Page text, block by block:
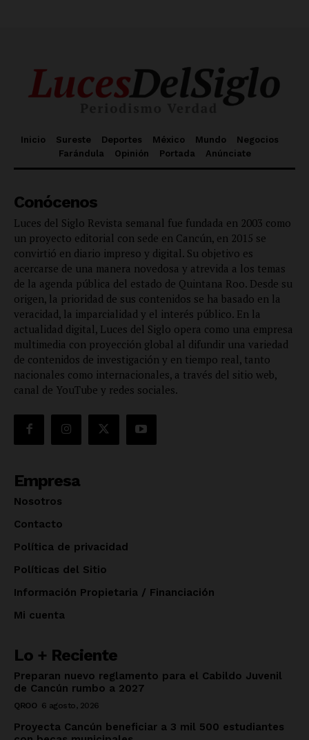
Inicio Sureste Deportes México Mundo
Negocios
Farándula
Opinión Portada Anúnciate
Conócenos
Luces del Siglo Revista semanal fue fundada en 2003 como
un proyecto editorial con sede en Cancún, en 2015 se
convirtió en diario impreso y digital. Su objetivo es
acercarse de una manera novedosa y atrevida a los temas
de la agenda pública del estado de Quintana Roo. Desde su
origen, la prioridad de sus contenidos se ha basado en la
veracidad, la imparcialidad y el interés público. En la
actualidad digital, Luces del Siglo opera como una empresa
multimedia con proyección global al difundir una variedad
de contenidos de investigación y en tiempo real, tanto
nacionales como internacionales, a través del sitio web,
canal de YouTube y redes sociales.
Empresa
Nosotros
Contacto
Política de privacidad
Políticas del Sitio
Información Propietaria / Financiación
Mi cuenta
Lo + Reciente
Preparan nuevo reglamento para el Cabildo Juvenil
de Cancún rumbo a 2027
QROO 6 agosto, 2026
Proyecta Cancún beneficiar a 3 mil 500 estudiantes